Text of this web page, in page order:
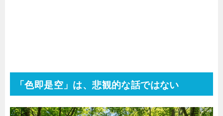
「色即是空」は、悲観的な話ではない